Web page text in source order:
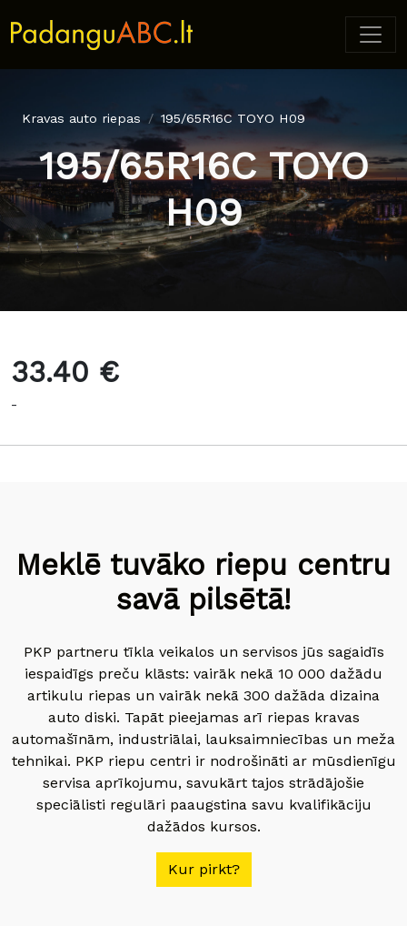
Kravas auto riepas 195/65R16C TOYO H09
195/65R16C TOYO
H09
33.40 €
-
Meklē tuvāko riepu centru
savā pilsētā!
PKP partneru tīkla veikalos un servisos jūs sagaidīs
iespaidīgs preču klāsts: vairāk nekā 10 000 dažādu
artikulu riepas un vairāk nekā 300 dažāda dizaina
auto diski. Tapāt pieejamas arī riepas kravas
automašīnām, industriālai, lauksaimniecības un meža
tehnikai. PKP riepu centri ir nodrošināti ar mūsdienīgu
servisa aprīkojumu, savukārt tajos strādājošie
speciālisti regulāri paaugstina savu kvalifikāciju
dažādos kursos.
Kur pirkt?